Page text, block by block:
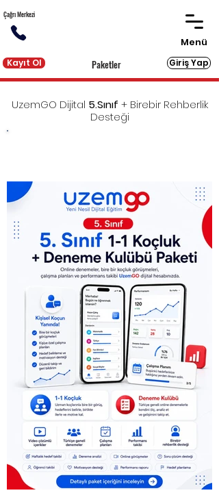
Kayıt Ol Giriş Yap
Menü
Paketler
Çağrı Merkezi
UzemGO Dijital 5.Sınıf + Birebir Rehberlik
Desteği